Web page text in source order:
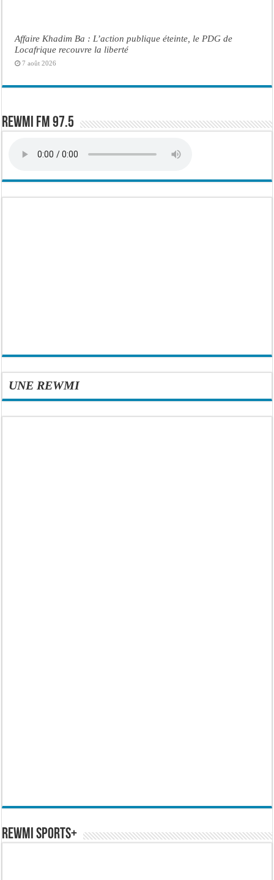
Affaire Khadim Ba : L’action publique éteinte, le PDG de
Locafrique recouvre la liberté
7 août 2026
Rewmi FM 97.5
UNE REWMI
REWMI SPORTS+